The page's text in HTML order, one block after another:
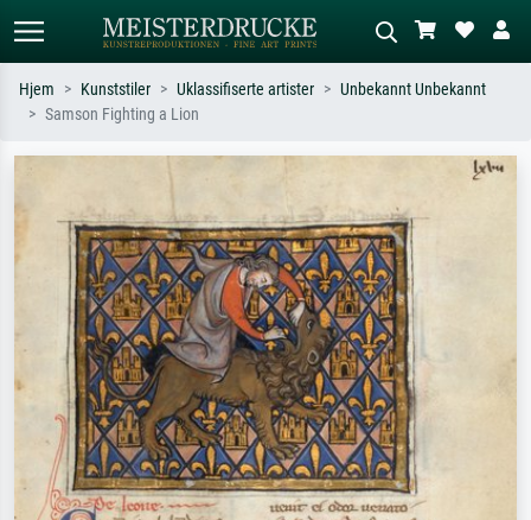
impresjonisme, Hokusai-bølgen, akt.
Beskriv scenen – for eksempel grønn
oljemaleri, stående akt ved et tre.
Hjem Kunststiler Uklassifiserte artister
Unbekannt Unbekannt
Samson Fighting a Lion